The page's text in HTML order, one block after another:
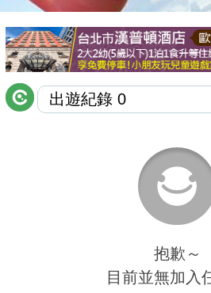
推薦景點
討論區
聯絡我們
抱歉～
目前並無加入